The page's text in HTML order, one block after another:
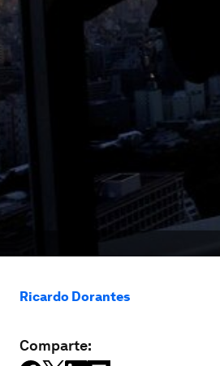
Ricardo Dorantes
Comparte: